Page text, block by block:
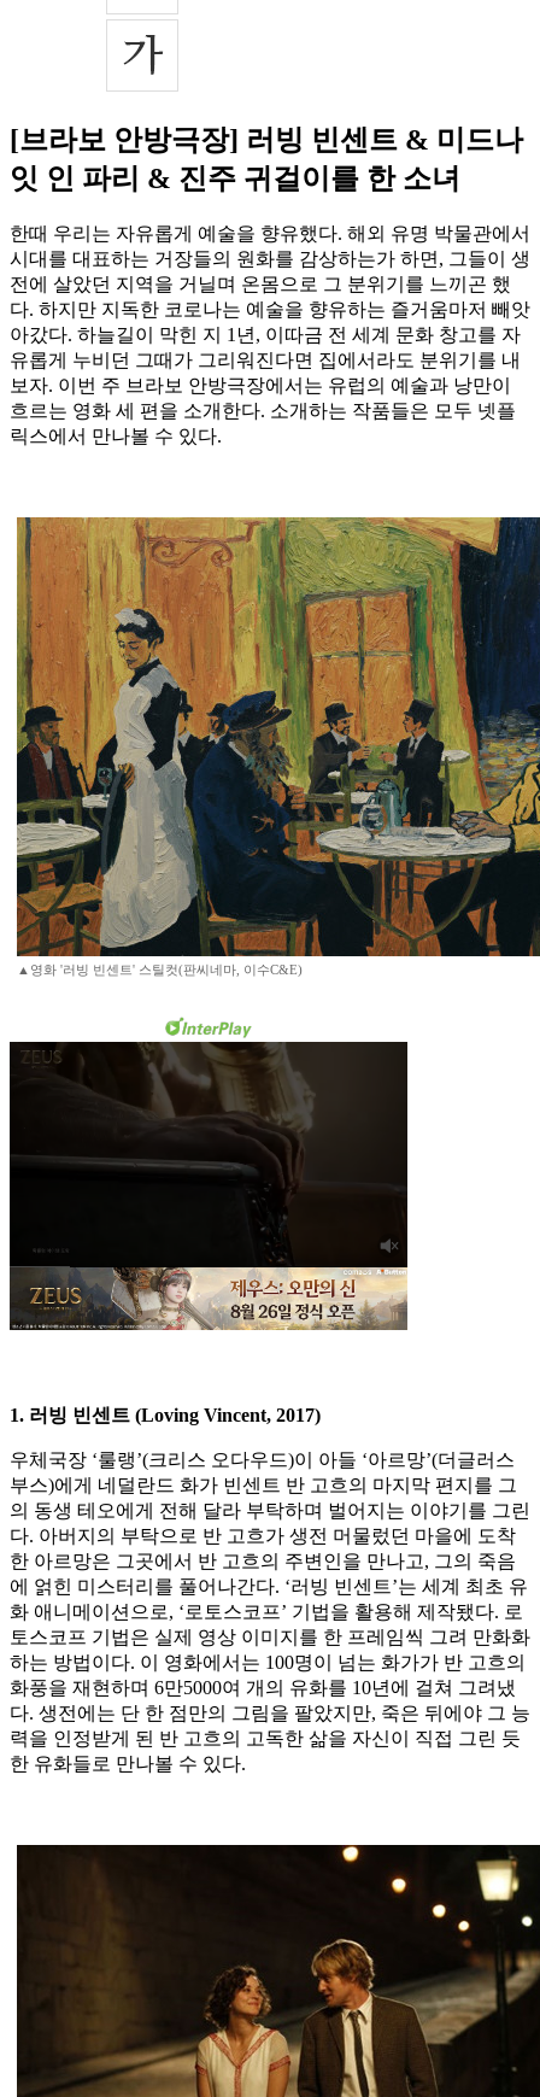
[브라보 안방극장] 러빙 빈센트 & 미드나
잇 인 파리 & 진주 귀걸이를 한 소녀
한때 우리는 자유롭게 예술을 향유했다. 해외 유명 박물관에서
시대를 대표하는 거장들의 원화를 감상하는가 하면, 그들이 생
전에 살았던 지역을 거닐며 온몸으로 그 분위기를 느끼곤 했
다. 하지만 지독한 코로나는 예술을 향유하는 즐거움마저 빼앗
아갔다. 하늘길이 막힌 지 1년, 이따금 전 세계 문화 창고를 자
유롭게 누비던 그때가 그리워진다면 집에서라도 분위기를 내
보자. 이번 주 브라보 안방극장에서는 유럽의 예술과 낭만이
흐르는 영화 세 편을 소개한다. 소개하는 작품들은 모두 넷플
릭스에서 만나볼 수 있다.
▲영화 '러빙 빈센트' 스틸컷(판씨네마, 이수C&E)
1. 러빙 빈센트 (Loving Vincent, 2017)
우체국장 ‘룰랭’(크리스 오다우드)이 아들 ‘아르망’(더글러스
부스)에게 네덜란드 화가 빈센트 반 고흐의 마지막 편지를 그
의 동생 테오에게 전해 달라 부탁하며 벌어지는 이야기를 그린
다. 아버지의 부탁으로 반 고흐가 생전 머물렀던 마을에 도착
한 아르망은 그곳에서 반 고흐의 주변인을 만나고, 그의 죽음
에 얽힌 미스터리를 풀어나간다. ‘러빙 빈센트’는 세계 최초 유
화 애니메이션으로, ‘로토스코프’ 기법을 활용해 제작됐다. 로
토스코프 기법은 실제 영상 이미지를 한 프레임씩 그려 만화화
하는 방법이다. 이 영화에서는 100명이 넘는 화가가 반 고흐의
화풍을 재현하며 6만5000여 개의 유화를 10년에 걸쳐 그려냈
다. 생전에는 단 한 점만의 그림을 팔았지만, 죽은 뒤에야 그 능
력을 인정받게 된 반 고흐의 고독한 삶을 자신이 직접 그린 듯
한 유화들로 만나볼 수 있다.